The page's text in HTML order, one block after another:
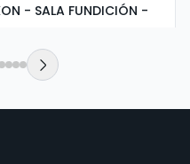
- SALA FUNDICIÓN -